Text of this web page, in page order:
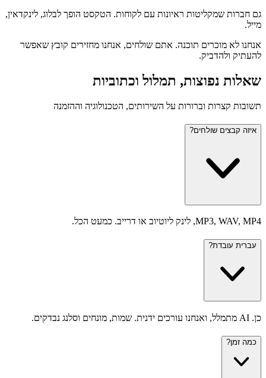
גם חברות שמקליטות ראיונות עם לקוחות. הטקסט הופך לבלוג, לינקדאין,
מייל.
אנחנו לא מוכרים תוכנה. אתם שולחים, אנחנו מחזירים קובץ שאפשר
להעתיק ולהדביק.
שאלות נפוצות, תמלול וכתוביות
תשובות קצרות וברורות על השירותים, הטכנולוגיה וההזמנה
איזה קבצים שולחים?
MP3, WAV, MP4, לינק ליוטיוב או דרייב. כמעט הכל.
עברית עובדת?
כן. AI מתמלל, ואנחנו עורכים ידנית. שמות, מונחים וסלנג נבדקים.
כמה זמן?